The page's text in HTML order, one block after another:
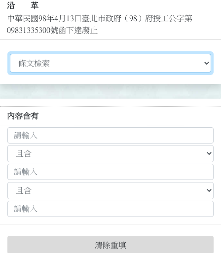
沿 革
中華民國98年4月13日臺北市政府（98）府授工公字第
09831335300號函下達廢止
切換選擇法規資訊內容
內容含有
清除重填